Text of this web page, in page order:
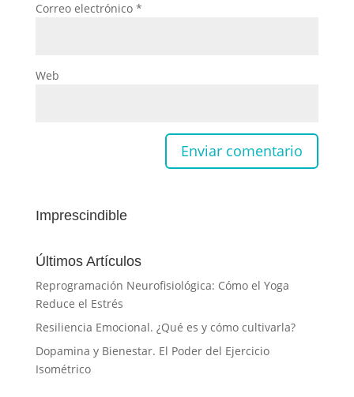
Correo electrónico *
Web
Imprescindible
Últimos Artículos
Reprogramación Neurofisiológica: Cómo el Yoga
Reduce el Estrés
Resiliencia Emocional. ¿Qué es y cómo cultivarla?
Dopamina y Bienestar. El Poder del Ejercicio
Isométrico